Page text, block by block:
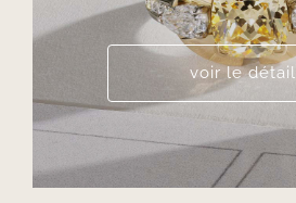
voir le détail